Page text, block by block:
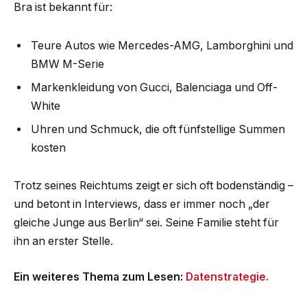
Bra ist bekannt für:
Teure Autos wie Mercedes-AMG, Lamborghini und
BMW M-Serie
Markenkleidung von Gucci, Balenciaga und Off-
White
Uhren und Schmuck, die oft fünfstellige Summen
kosten
Trotz seines Reichtums zeigt er sich oft bodenständig –
und betont in Interviews, dass er immer noch „der
gleiche Junge aus Berlin“ sei. Seine Familie steht für
ihn an erster Stelle.
Ein weiteres Thema zum Lesen: Datenstrategie.